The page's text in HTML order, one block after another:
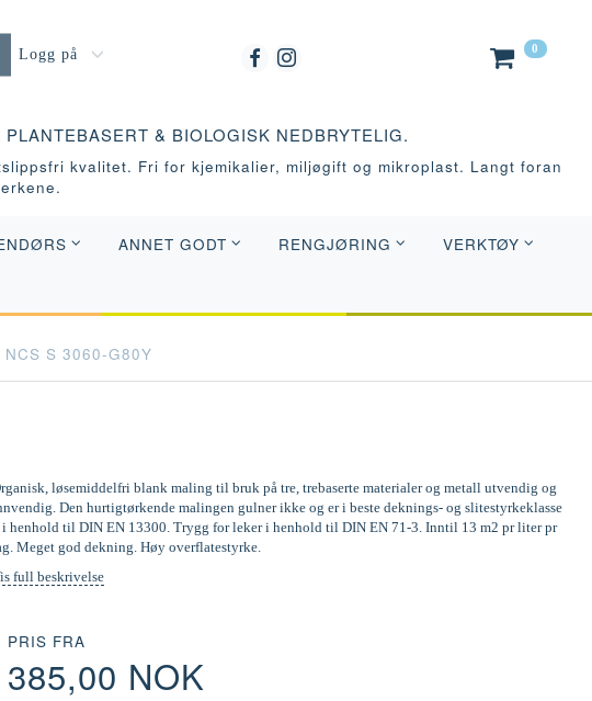
0
Logg på
& BIOLOGISK NEDBRYTELIG.
kvalitet. Fri for kjemikalier, miljøgift og mikroplast. Langt foran
ANNET GODT RENGJØRING VERKTØY
S 3060-G80Y
løsemiddelfri blank maling til bruk på tre, trebaserte materialer og metall utvendig og
Den hurtigtørkende malingen gulner ikke og er i beste deknings- og slitestyrkeklasse
i henhold til DIN EN 13300. Trygg for leker i henhold til DIN EN 71-3. Inntil 13 m2 pr liter pr
Meget god dekning. Høy overflatestyrke.
full beskrivelse
PRIS FRA
385,00 NOK